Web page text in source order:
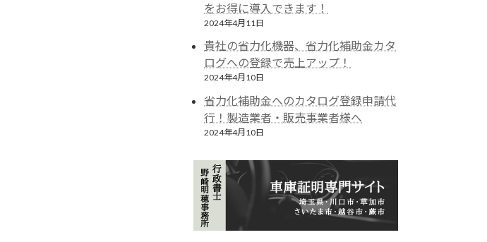
をお得に導入できます！
2024年4月11日
貴社の省力化機器、省力化補助金カタ
ログへの登録で売上アップ！
2024年4月10日
省力化補助金へのカタログ登録申請代
行！製造業者・販売事業者様へ
2024年4月10日